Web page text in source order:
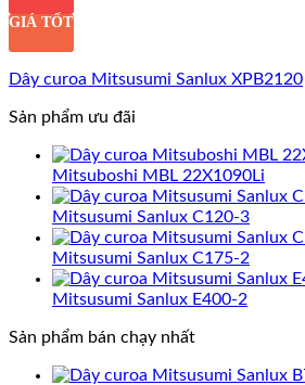
GIÁ TỐT
Dây curoa Mitsusumi Sanlux XPB2120
Sản phẩm ưu đãi
Mitsuboshi MBL 22X1090Li
Mitsusumi Sanlux C120-3
Mitsusumi Sanlux C175-2
Mitsusumi Sanlux E400-2
Sản phẩm bán chạy nhất